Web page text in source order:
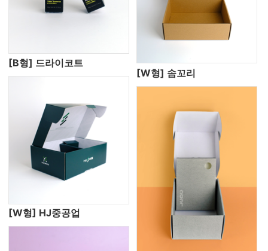
[B형] 드라이코트
[W형] 솜꼬리
[W형] HJ중공업